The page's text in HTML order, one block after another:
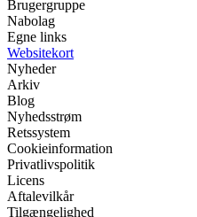
Brugergruppe
Nabolag
Egne links
Websitekort
Nyheder
Arkiv
Blog
Nyhedsstrøm
Retssystem
Cookieinformation
Privatlivspolitik
Licens
Aftalevilkår
Tilgængelighed